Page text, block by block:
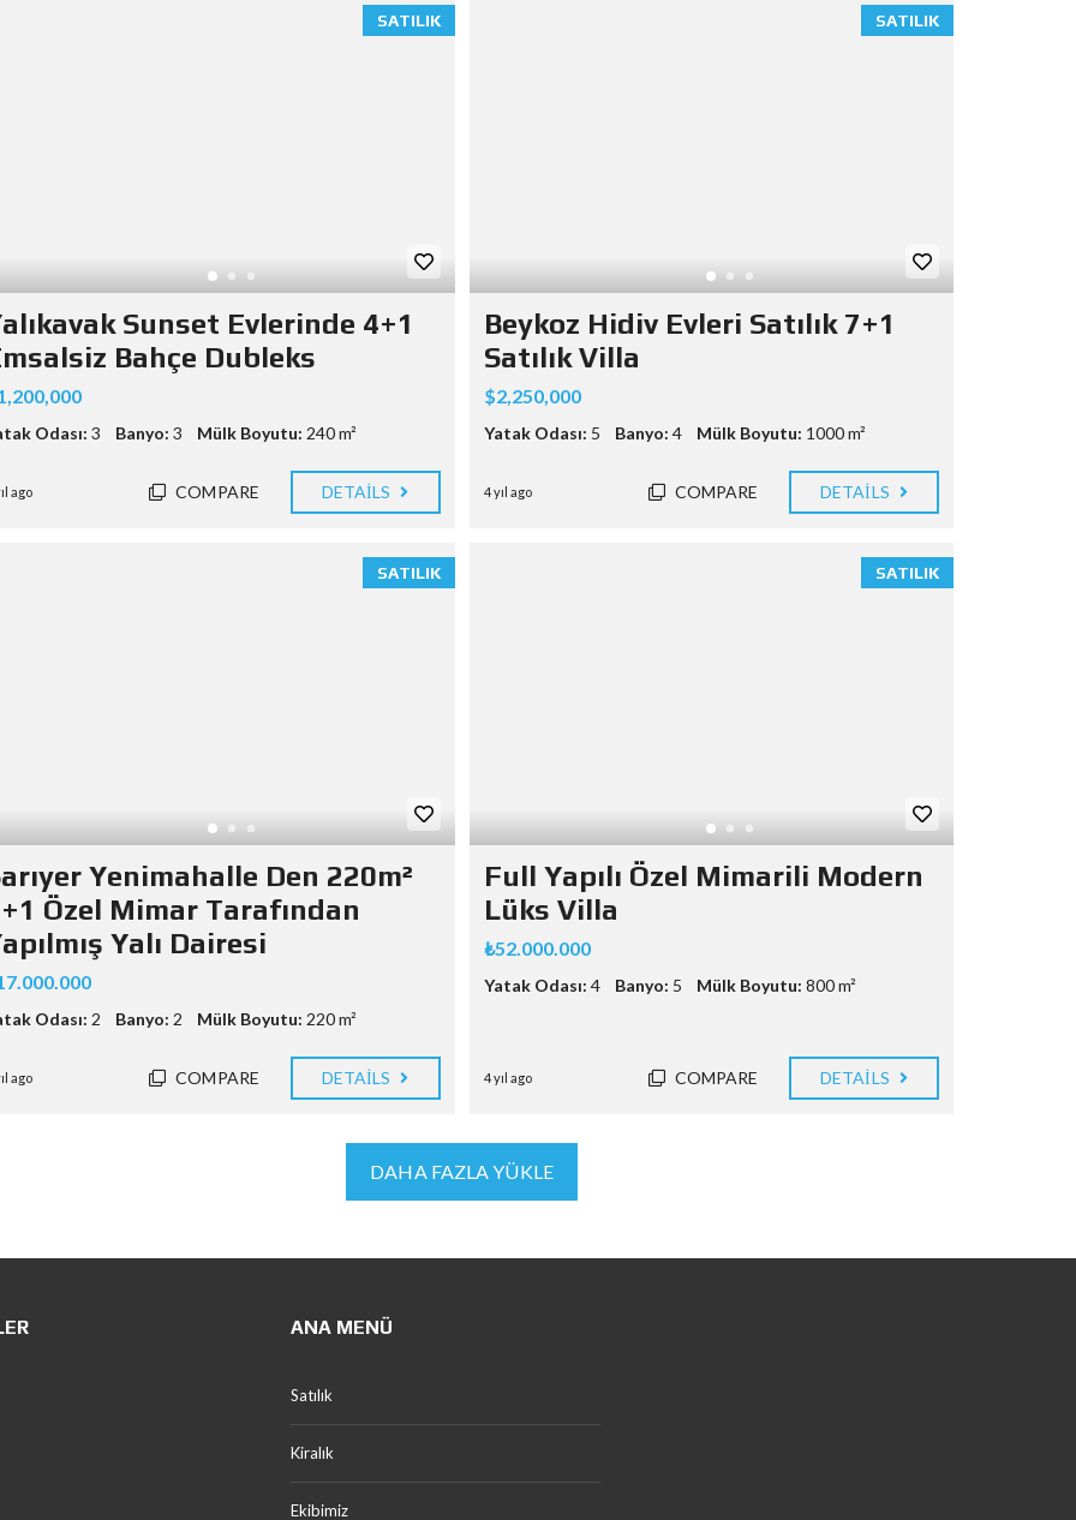
SATILIK
Sunset Evlerinde 4+1
Bahçe Dubleks
Odası: 3 Banyo: 3 Mülk Boyutu: 240 m²
ago COMPARE DETAILS
SATILIK
Beykoz Hidiv Evleri Satılık 7+1
Satılık Villa
$2,250,000
Yatak Odası: 5 Banyo: 4 Mülk Boyutu: 1000 m²
4 yıl ago COMPARE DETAILS
SATILIK
Yenimahalle Den 220m²
Özel Mimar Tarafından
Yalı Dairesi
Odası: 2 Banyo: 2 Mülk Boyutu: 220 m²
ago COMPARE DETAILS
SATILIK
Full Yapılı Özel Mimarili Modern
Lüks Villa
₺52.000.000
Yatak Odası: 4 Banyo: 5 Mülk Boyutu: 800 m²
4 yıl ago COMPARE DETAILS
DAHA FAZLA YÜKLE
ANA MENÜ
Satılık
Kiralık
Ekibimiz